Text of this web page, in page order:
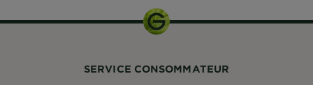
SERVICE CONSOMMATEUR